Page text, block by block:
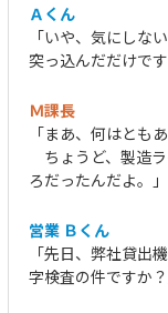
Ａくん
「いや、気にしな
突っ込んだだけです
Ｍ課長
「まあ、何はとも
ちょうど、製造
ろだったんだよ。」
営業 Ｂくん
「先日、弊社貸出
字検査の件ですか？